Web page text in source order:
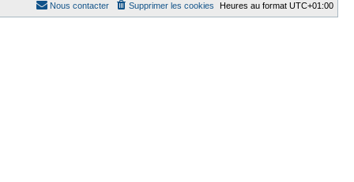
Heures au format UTC+01:00
Supprimer les cookies
Nous contacter